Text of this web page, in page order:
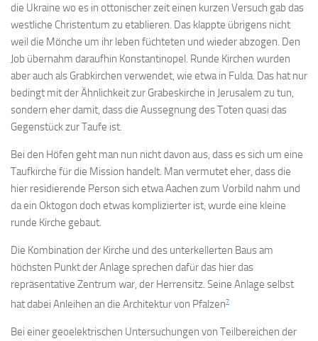
die Ukraine wo es in ottonischer zeit einen kurzen Versuch gab das
westliche Christentum zu etablieren. Das klappte übrigens nicht
weil die Mönche um ihr leben füchteten und wieder abzogen. Den
Job übernahm daraufhin Konstantinopel. Runde Kirchen wurden
aber auch als Grabkirchen verwendet, wie etwa in Fulda. Das hat nur
bedingt mit der Ähnlichkeit zur Grabeskirche in Jerusalem zu tun,
sondern eher damit, dass die Aussegnung des Toten quasi das
Gegenstück zur Taufe ist.
Bei den Höfen geht man nun nicht davon aus, dass es sich um eine
Taufkirche für die Mission handelt. Man vermutet eher, dass die
hier residierende Person sich etwa Aachen zum Vorbild nahm und
da ein Oktogon doch etwas komplizierter ist, wurde eine kleine
runde Kirche gebaut.
Die Kombination der Kirche und des unterkellerten Baus am
höchsten Punkt der Anlage sprechen dafür das hier das
repräsentative Zentrum war, der Herrensitz. Seine Anlage selbst
hat dabei Anleihen an die Architektur von Pfalzen7
Bei einer geoelektrischen Untersuchungen von Teilbereichen der